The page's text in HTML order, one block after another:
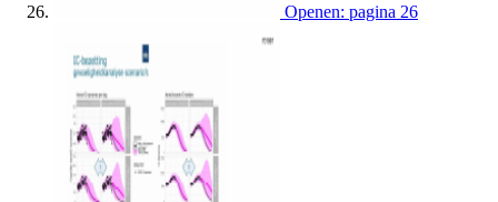
Openen: pagina 26